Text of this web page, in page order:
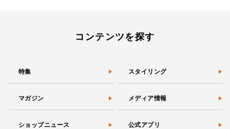
コンテンツを探す
特集 スタイリング
マガジン メディア情報
ショップニュース 公式アプリ